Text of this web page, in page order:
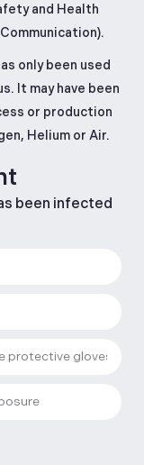
and Health
only been used
It may have been
or production
Helium or Air.
been infected